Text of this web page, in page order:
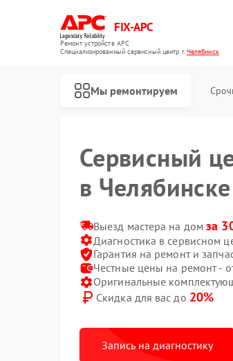
FIX-APC
Ремонт устройств APC
Специализированный cервисный центр г.Челябинск
Мы ремонтируем
Сервисный
в Челябинске
Выезд мастера на домза
Диагностика в сервисном
Гарантия на ремонт и
Честные цены на ремонт -
Оригинальные
Скидка для вас до 20%
Запись на диагностику